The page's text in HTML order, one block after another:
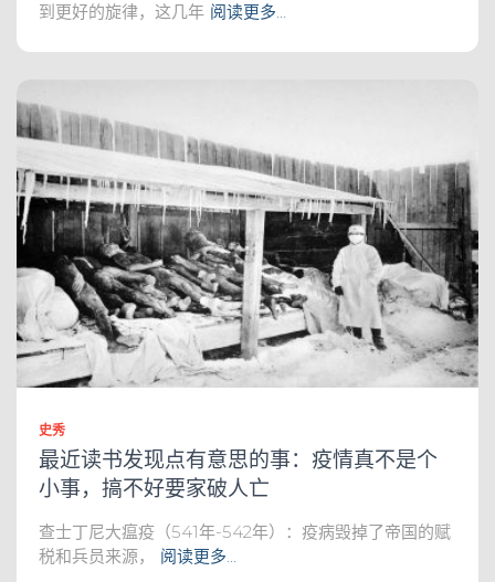
到更好的旋律，这几年 阅读更多…
史秀
最近读书发现点有意思的事：疫情真不是个
小事，搞不好要家破人亡
查士丁尼大瘟疫（541年-542年）：疫病毁掉了帝国的赋
税和兵员来源，
阅读更多…